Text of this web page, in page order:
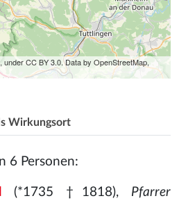
CC BY 3.0. Data by OpenStreetMap,
Wirkungsort
6 Personen:
(*1735 †1818), Pfarrer